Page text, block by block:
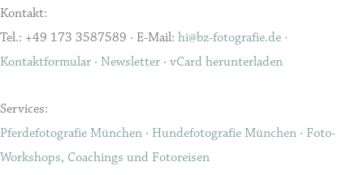
Kontakt:
Tel.: +49 173 3587589 · E-Mail: hi@bz-fotografie.de ·
Kontaktformular · Newsletter · vCard herunterladen
Services:
Pferdefotografie München · Hundefotografie München · Foto-
Workshops, Coachings und Fotoreisen